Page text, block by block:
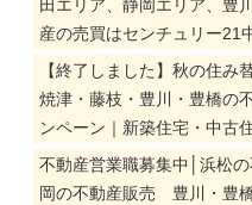
田エリア、静岡エリア、豊
産の売買はセンチュリー21
【終了しました】秋の住み
焼津・藤枝・豊川・豊橋の
ンペーン｜新築住宅・中古
不動産営業職募集中│浜松
岡の不動産販売 豊川・豊